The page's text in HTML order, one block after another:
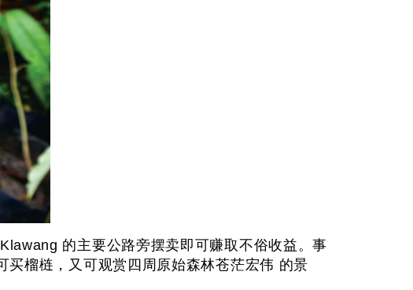
的主要公路旁摆卖即可赚取不俗收益。事
榴梿，又可观赏四周原始森林苍茫宏伟 的景